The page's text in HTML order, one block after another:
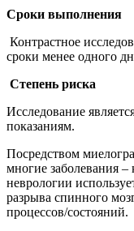
Сроки выполнения
Контрастное
сроки менее одного
Степень риска
Исследование
показаниям.
Посредством
многие заболевания –
неврологии
разрыва спинного
процессов/состояний.